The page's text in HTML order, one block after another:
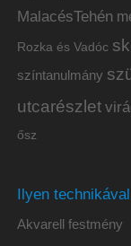
MalacésTehén
Rozka és Vadóc
színtanulmány
utcarészlet
ősz
Ilyen
Akvarell festmény